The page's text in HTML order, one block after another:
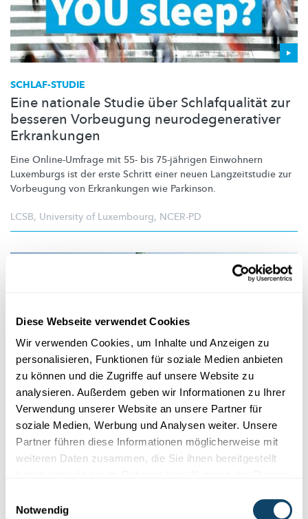
Diese Webseite verwendet Cookies
Wir verwenden Cookies, um Inhalte und Anzeigen zu
personalisieren, Funktionen für soziale Medien anbieten
zu können und die Zugriffe auf unsere Website zu
analysieren. Außerdem geben wir Informationen zu Ihrer
Verwendung unserer Website an unsere Partner für
soziale Medien, Werbung und Analysen weiter. Unsere
Partner führen diese Informationen möglicherweise mit
weiteren Daten zusammen, die Sie ihnen bereitgestellt
Notwendig
SCHLAF-STUDIE
Eine nationale Studie über Schlafqualität zur
besseren Vorbeugung neurodegenerativer
Erkrankungen
Eine Online-Umfrage mit 55- bis 75-jährigen Einwohnern
Luxemburgs ist der erste Schritt einer neuen Langzeitstudie zur
Vorbeugung von Erkrankungen wie Parkinson.
LCSB, University of Luxembourg, NCER-PD
"200 JAHRE PARKINSON-FORSCHUNG"
Ausstellung im Luxemburger Hauptbahnhof
und ihrer Geschichte in der Welt entdecken.